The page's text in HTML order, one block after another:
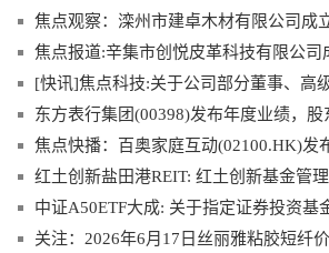
科技有限公司
焦点观察：滦州市建卓木材有限公司成
焦点报道:辛集市创悦皮革科技有限公司
[快讯]焦点科技:关于公司部分董事、高
股份_热文
东方表行集团(00398)发布年度业绩，
焦点快播：百奥家庭互动(02100.HK)发
万港元回购109.8万股
红土创新盐田港REIT: 红土创新基金管
式基础设施证券投资基金首发份额解除
中证A50ETF大成: 关于指定证券投资基
关注：2026年6月17日丝丽雅粘胶短纤